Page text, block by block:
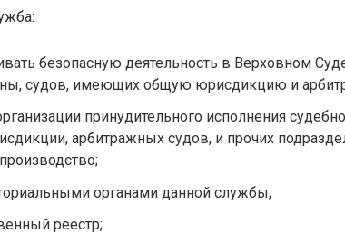
безопасную деятельность в Верховном
судов, имеющих общую юрисдикцию и
принудительного исполнения
арбитражных судов, и прочих
органами данной службы;
реестр;